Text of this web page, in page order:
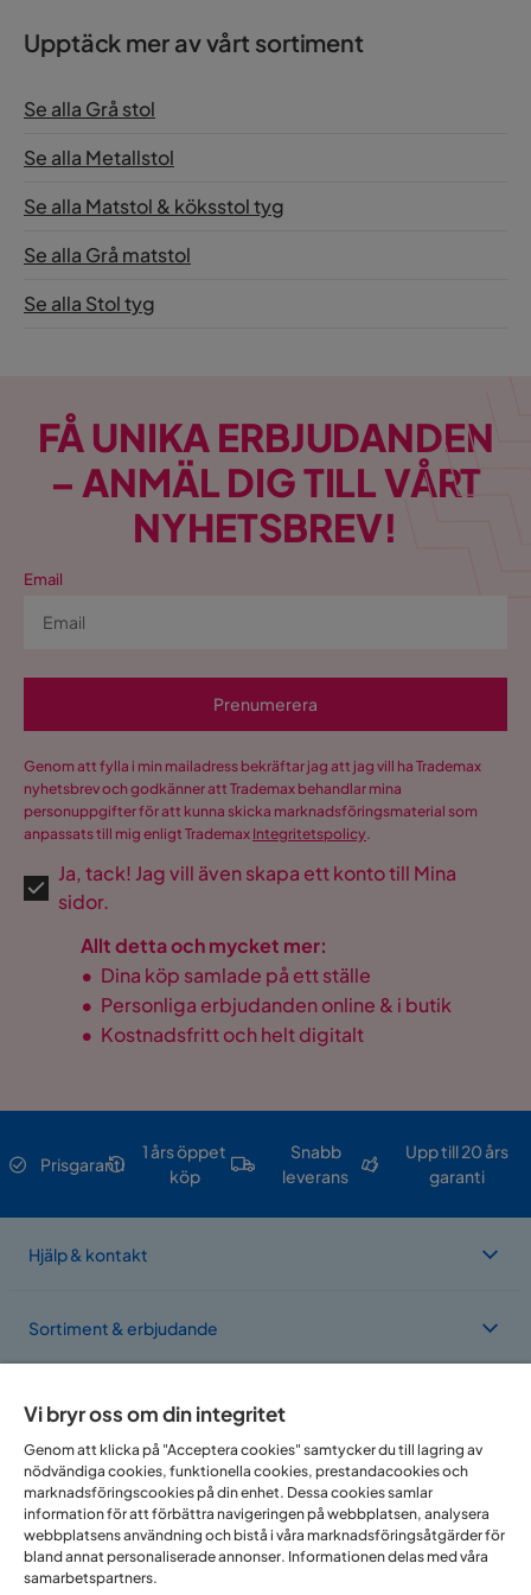
Upptäck mer av vårt sortiment
Se alla Grå stol
Se alla Metallstol
Se alla Matstol & köksstol tyg
Se alla Grå matstol
Se alla Stol tyg
FÅ UNIKA ERBJUDANDEN
– ANMÄL DIG TILL VÅRT
NYHETSBREV!
Email
Prenumerera
Genom att fylla i min mailadress bekräftar jag att jag vill ha Trademax
nyhetsbrev och godkänner att Trademax behandlar mina
personuppgifter för att kunna skicka marknadsföringsmaterial som
anpassats till mig enligt Trademax Integritetspolicy.
Ja, tack! Jag vill även skapa ett konto till Mina
sidor.
Allt detta och mycket mer:
• Dina köp samlade på ett ställe
• Personliga erbjudanden online & i butik
• Kostnadsfritt och helt digitalt
Prisgaranti
1 års öppet
köp
Snabb
leverans
Upp till 20 års
garanti
Hjälp & kontakt
Sortiment & erbjudande
Vi finns i flera länder
Vi bryr oss om din integritet
Genom att klicka på "Acceptera cookies" samtycker du till lagring av
nödvändiga cookies, funktionella cookies, prestandacookies och
marknadsföringscookies på din enhet. Dessa cookies samlar
information för att förbättra navigeringen på webbplatsen, analysera
webbplatsens användning och bistå i våra marknadsföringsåtgärder för
bland annat personaliserade annonser. Informationen delas med våra
samarbetspartners.